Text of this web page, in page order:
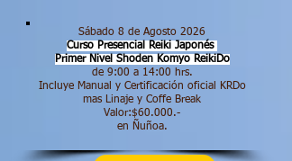
Sábado 8 de Agosto 2026
Curso Presencial Reiki Japonés
Primer Nivel ShodenKomyo ReikiDo
de 9:00 a 14:00 hrs.​
Incluye Manual y Certificación oficial KRDo
mas Linaje y Coffe Break
Valor:$60.000.-
en Ñuñoa.